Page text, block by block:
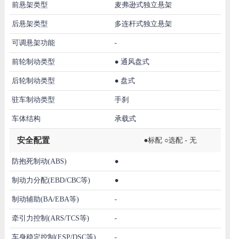
前悬架类型 麦弗逊式独立悬架
后悬架类型 多连杆式独立悬架
可调悬架功能 -
前轮制动类型 ● 通风盘式
后轮制动类型 ● 盘式
驻车制动类型 手刹
车体结构 承载式
安全配置 ●标配 ○选配 - 无
防抱死制动(ABS) ●
制动力分配(EBD/CBC等) ●
制动辅助(BA/EBA等) -
牵引力控制(ARS/TCS等) -
车身稳定控制(ESP/DSC等) -